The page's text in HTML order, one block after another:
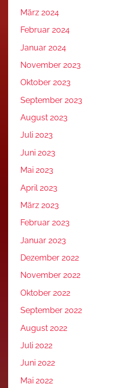
März 2024
Februar 2024
Januar 2024
November 2023
Oktober 2023
September 2023
August 2023
Juli 2023
Juni 2023
Mai 2023
April 2023
März 2023
Februar 2023
Januar 2023
Dezember 2022
November 2022
Oktober 2022
September 2022
August 2022
Juli 2022
Juni 2022
Mai 2022